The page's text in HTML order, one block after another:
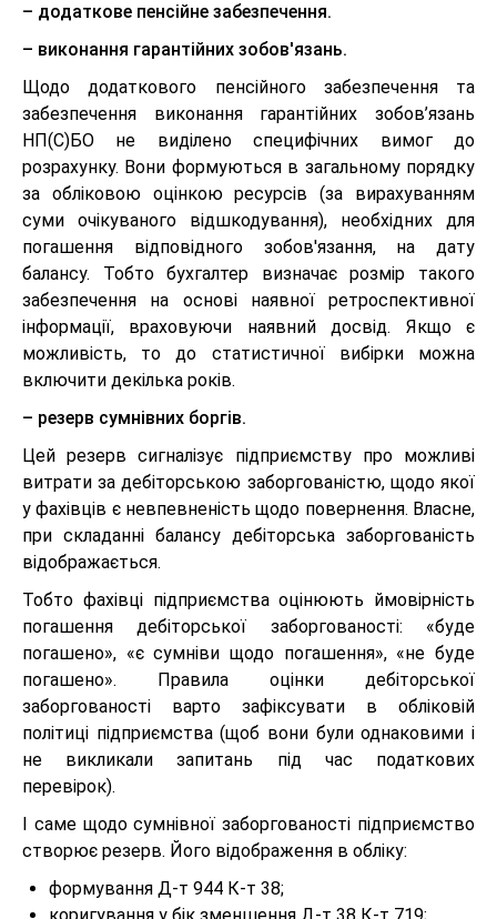
– додаткове пенсійне забезпечення.
– виконання гарантійних зобов'язань.
Щодо додаткового пенсійного забезпечення та
забезпечення виконання гарантійних зобов’язань
НП(С)БО не виділено специфічних вимог до
розрахунку. Вони формуються в загальному порядку
за обліковою оцінкою ресурсів (за вирахуванням
суми очікуваного відшкодування), необхідних для
погашення відповідного зобов'язання, на дату
балансу. Тобто бухгалтер визначає розмір такого
забезпечення на основі наявної ретроспективної
інформації, враховуючи наявний досвід. Якщо є
можливість, то до статистичної вибірки можна
включити декілька років.
– резерв сумнівних боргів.
Цей резерв сигналізує підприємству про можливі
витрати за дебіторською заборгованістю, щодо якої
у фахівців є невпевненість щодо повернення. Власне,
при складанні балансу дебіторська заборгованість
відображається.
Тобто фахівці підприємства оцінюють ймовірність
погашення дебіторської заборгованості: «буде
погашено», «є сумніви щодо погашення», «не буде
погашено». Правила оцінки дебіторської
заборгованості варто зафіксувати в обліковій
політиці підприємства (щоб вони були однаковими і
не викликали запитань під час податкових
перевірок).
І саме щодо сумнівної заборгованості підприємство
створює резерв. Його відображення в обліку:
формування Д-т 944 К-т 38;